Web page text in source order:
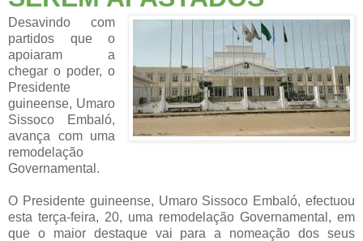
Desavindo com
partidos que o
apoiaram a
chegar o poder, o
Presidente
guineense, Umaro
Sissoco Embaló,
avança com uma
remodelação
Governamental.
O Presidente guineense, Umaro Sissoco Embaló, efectuou
esta terça-feira, 20, uma remodelação Governamental, em
que o maior destaque vai para a nomeação dos seus